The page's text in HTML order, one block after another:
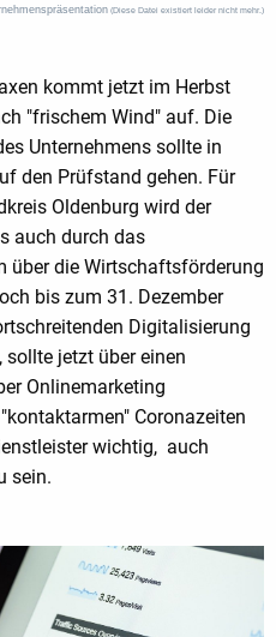
(Diese Datei existiert leider nicht mehr.)
kommt jetzt im Herbst
"frischem Wind" auf. Die
Unternehmens sollte in
den Prüfstand gehen. Für
Oldenburg wird der
auch durch das
über die Wirtschaftsförderung
bis zum 31. Dezember
Digitalisierung
jetzt über einen
Onlinemarketing
Coronazeiten
wichtig, auch
sein.